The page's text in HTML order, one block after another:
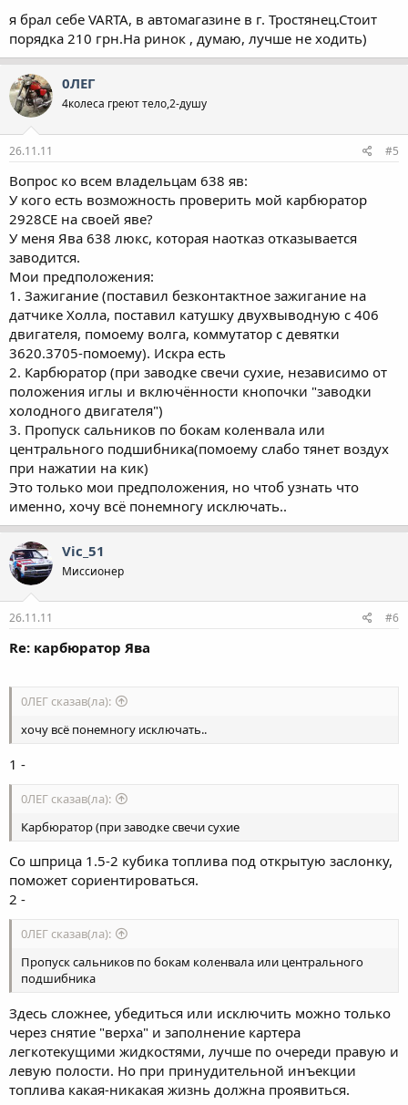
я брал себе VARTA, в автомагазине в г. Тростянец.Стоит
порядка 210 грн.На ринок , думаю, лучше не ходить)
0ЛЕГ
4колеса греют тело,2-душу
26.11.11 #5
Вопрос ко всем владельцам 638 яв:
У кого есть возможность проверить мой карбюратор
2928СЕ на своей яве?
У меня Ява 638 люкс, которая наотказ отказывается
заводится.
Мои предположения:
1. Зажигание (поставил безконтактное зажигание на
датчике Холла, поставил катушку двухвыводную с 406
двигателя, помоему волга, коммутатор с девятки
3620.3705-помоему). Искра есть
2. Карбюратор (при заводке свечи сухие, независимо от
положения иглы и включённости кнопочки "заводки
холодного двигателя")
3. Пропуск сальников по бокам коленвала или
центрального подшибника(помоему слабо тянет воздух
при нажатии на кик)
Это только мои предположения, но чтоб узнать что
именно, хочу всё понемногу исключать..
Vic_51
Миссионер
26.11.11 #6
Re: карбюратор Ява
0ЛЕГ сказав(ла):
хочу всё понемногу исключать..
1 -
0ЛЕГ сказав(ла):
Карбюратор (при заводке свечи сухие
Со шприца 1.5-2 кубика топлива под открытую заслонку,
поможет сориентироваться.
2 -
0ЛЕГ сказав(ла):
Пропуск сальников по бокам коленвала или центрального
подшибника
Здесь сложнее, убедиться или исключить можно только
через снятие "верха" и заполнение картера
легкотекущими жидкостями, лучше по очереди правую и
левую полости. Но при принудительной инъекции
топлива какая-никакая жизнь должна проявиться.